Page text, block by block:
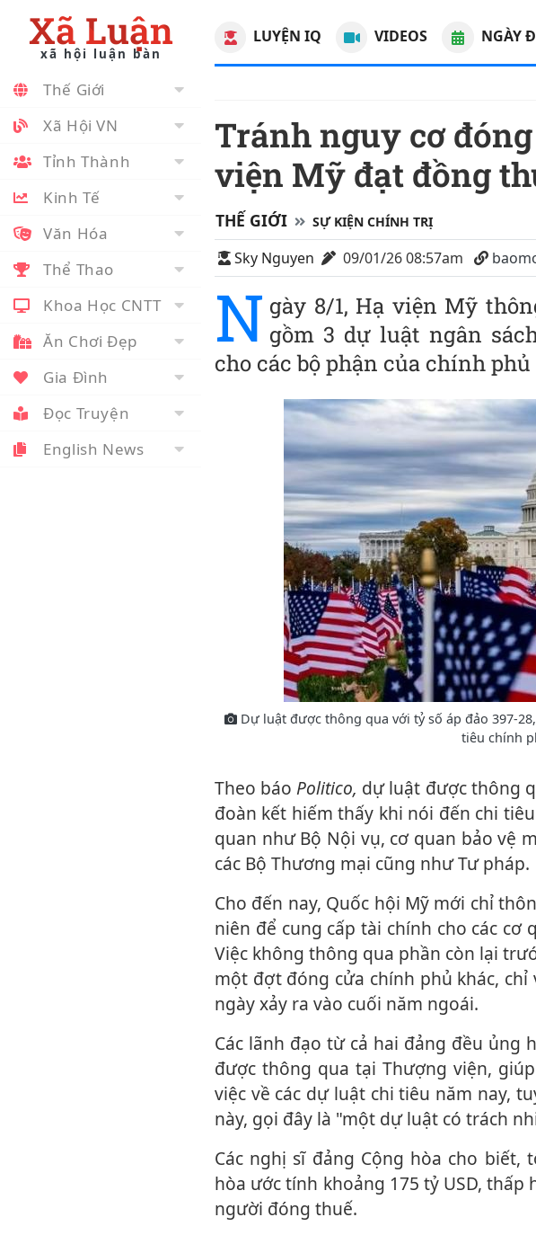
Xã Luận
xã hội luận bàn
Thế Giới
Xã Hội VN
Tỉnh Thành
Kinh Tế
Văn Hóa
Thể Thao
Khoa Học CNTT
Ăn Chơi Đẹp
Gia Đình
Đọc Truyện
English News
LUYỆN IQ VIDEOS NGÀY
Tránh nguy cơ đóng cửa chính phủ, Hạ
viện Mỹ đạt đồng
THẾ GIỚI SỰ KIỆN CHÍNH TRỊ
Sky Nguyen
09/01/26 08:57am
N gày 8/1, Hạ viện Mỹ
gồm 3 dự luật ngân
cho các bộ phận của chính
Dự luật được thông qua với tỷ số áp đảo 397-
tiêu chính
Theo báoPolitico, dự luật được thông
đoàn kết hiếm thấy khi nói đến chi
quan như Bộ Nội vụ, cơ quan bảo vệ
các Bộ Thương mại cũng như Tư pháp.
Cho đến nay, Quốc hội Mỹ mới chỉ thông qua 3 trong số 12 dự luật chi tiêu thường
niên để cung cấp tài chính cho các
Việc không thông qua phần còn lại
một đợt đóng cửa chính phủ khác,
ngày xảy ra vào cuối năm ngoái.
Các lãnh đạo từ cả hai đảng đều ủng hộ dự luật mới nhất, báo hiệu khả năng cao
được thông qua tại Thượng viện,
việc về các dự luật chi tiêu năm nay,
này, gọi đây là "một dự luật có trách
Các nghị sĩ đảng Cộng hòa cho biết, tổng giá trị của các dự luật, mà đảng Cộng
hòa ước tính khoảng 175 tỷ USD,
người đóng thuế.